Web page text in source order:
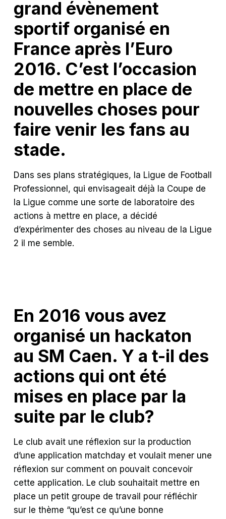
grand évènement
sportif organisé en
France après l’Euro
2016. C’est l’occasion
de mettre en place de
nouvelles choses pour
faire venir les fans au
stade.
Dans ses plans stratégiques, la Ligue de Football
Professionnel, qui envisageait déjà la Coupe de
la Ligue comme une sorte de laboratoire des
actions à mettre en place, a décidé
d’expérimenter des choses au niveau de la Ligue
2 il me semble.
En 2016 vous avez
organisé un hackaton
au SM Caen. Y a t-il des
actions qui ont été
mises en place par la
suite par le club?
Le club avait une réflexion sur la production
d’une application matchday et voulait mener une
réflexion sur comment on pouvait concevoir
cette application. Le club souhaitait mettre en
place un petit groupe de travail pour réfléchir
sur le thème “qu’est ce qu’une bonne